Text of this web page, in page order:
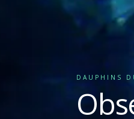
DAUPHINS